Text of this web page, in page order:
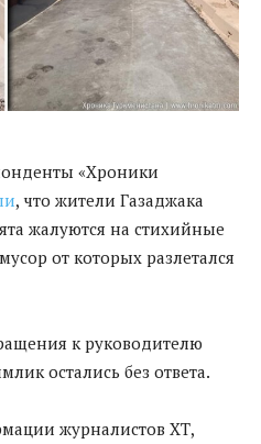
«Хроники
, что жители Газаджака
жалуются на стихийные
от которых разлетался
к руководителю
остались без ответа.
журналистов ХТ,